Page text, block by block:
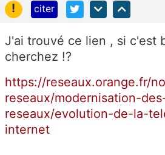
!
citer
J'ai trouvé ce lien , si c'est
cherchez !?
https://reseaux.orange.fr/
reseaux/modernisation-
reseaux/evolution-de-la-
internet